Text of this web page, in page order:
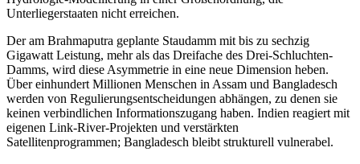
Unterliegerstaaten nicht erreichen.
Der am Brahmaputra geplante Staudamm mit bis zu sechzig
Gigawatt Leistung, mehr als das Dreifache des Drei-Schluchten-
Damms, wird diese Asymmetrie in eine neue Dimension heben.
Über einhundert Millionen Menschen in Assam und Bangladesch
werden von Regulierungsentscheidungen abhängen, zu denen sie
keinen verbindlichen Informationszugang haben. Indien reagiert mit
eigenen Link-River-Projekten und verstärkten
Satellitenprogrammen; Bangladesch bleibt strukturell vulnerabel.